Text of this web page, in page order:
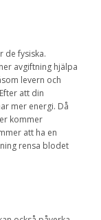
de fysiska.
avgiftning hjälpa
levern och
att din
mer energi. Då
kommer
att ha en
rensa blodet